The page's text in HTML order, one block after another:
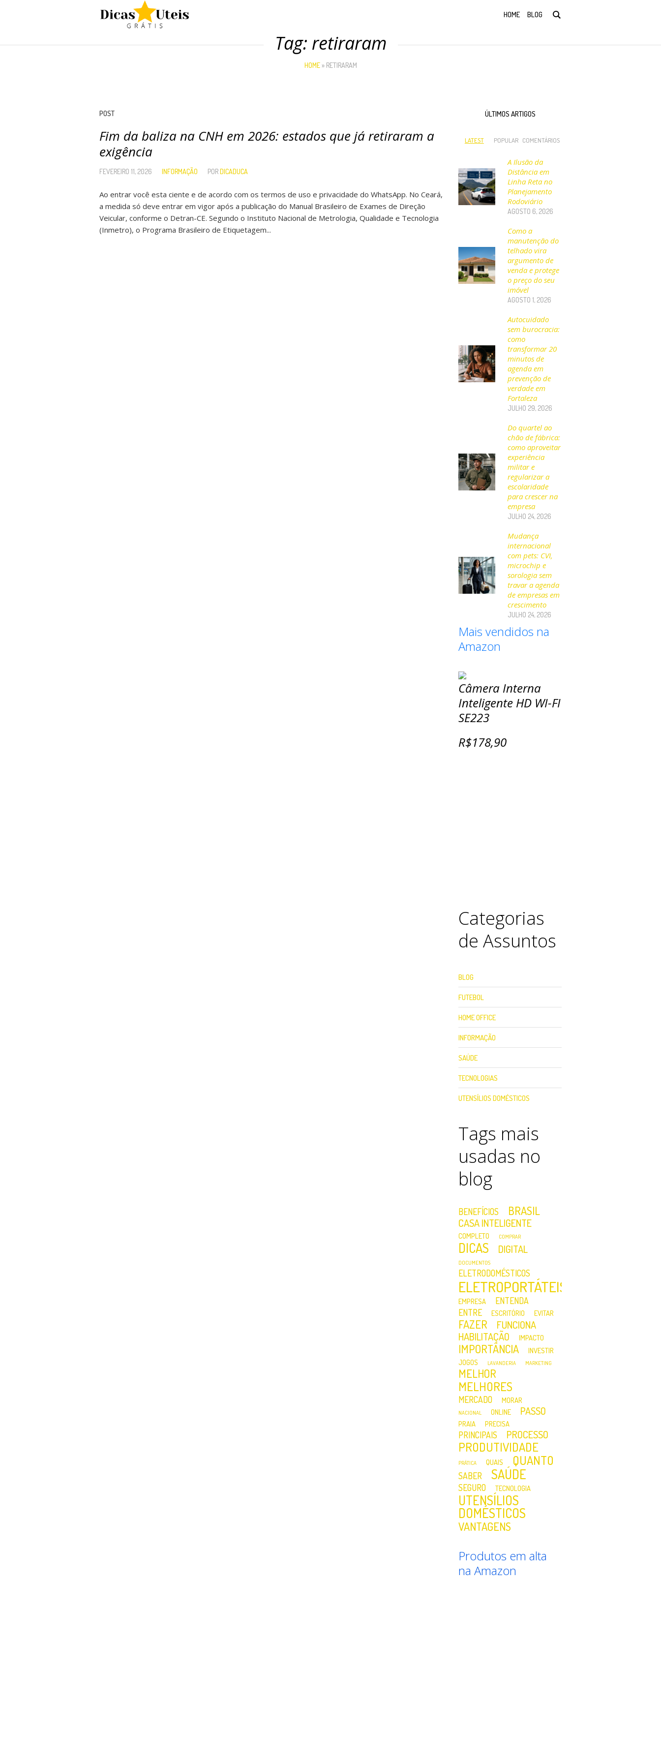
HOME BLOG
Tag: retiraram
HOME» RETIRARAM
POST
Fim da baliza na CNH em 2026: estados que já retiraram a
exigência
FEVEREIRO 11, 2026 INFORMAÇÃO PORDICADUCA
Ao entrar você esta ciente e de acordo com os termos de uso e privacidade do WhatsApp. No Ceará,
a medida só deve entrar em vigor após a publicação do Manual Brasileiro de Exames de Direção
Veicular, conforme o Detran-CE. Segundo o Instituto Nacional de Metrologia, Qualidade e Tecnologia
(Inmetro), o Programa Brasileiro de Etiquetagem...
ÚLTIMOS ARTIGOS
LATEST POPULAR COMENTÁRIOS
A Ilusão da
Distância em
Linha Reta no
Planejamento
Rodoviário
AGOSTO 6, 2026
Como a
manutenção do
telhado vira
argumento de
venda e protege
o preço do seu
imóvel
AGOSTO 1, 2026
Autocuidado
sem burocracia:
como
transformar 20
minutos de
agenda em
prevenção de
verdade em
Fortaleza
JULHO 29, 2026
Do quartel ao
chão de fábrica:
como aproveitar
experiência
militar e
regularizar a
escolaridade
para crescer na
empresa
JULHO 24, 2026
Mudança
internacional
com pets: CVI,
microchip e
sorologia sem
travar a agenda
de empresas em
crescimento
JULHO 24, 2026
Mais vendidos na
Amazon
Câmera Interna
Inteligente HD WI-FI
SE223
R$178,90
Categorias
de Assuntos
BLOG
FUTEBOL
HOME OFFICE
INFORMAÇÃO
SAÚDE
TECNOLOGIAS
UTENSÍLIOS DOMÉSTICOS
Tags mais
usadas no
blog
BENEFÍCIOS BRASIL
CASA INTELIGENTE
COMPLETO COMPRAR
DICAS DIGITAL
DOCUMENTOS
ELETRODOMÉSTICOS
ELETROPORTÁTEIS
EMPRESA
ENTENDA
ENTRE
ESCRITÓRIO EVITAR
FAZER
FUNCIONA
HABILITAÇÃO
IMPACTO
IMPORTÂNCIA
INVESTIR
JOGOS
LAVANDERIA MARKETING
MELHOR
MELHORES
MERCADO MORAR
NACIONAL ONLINE PASSO
PRAIA PRECISA
PRINCIPAIS PROCESSO
PRODUTIVIDADE
PRÁTICA QUAIS QUANTO
SABER SAÚDE
SEGURO TECNOLOGIA
UTENSÍLIOS
DOMÉSTICOS
VANTAGENS
Produtos em alta
na Amazon